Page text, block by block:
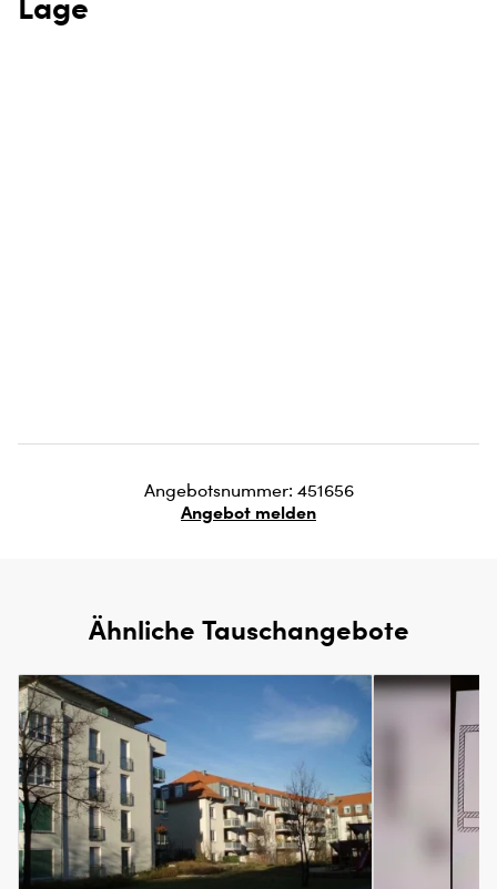
Angebotsnummer: 451656
Angebot melden
Ähnliche Tauschangebote